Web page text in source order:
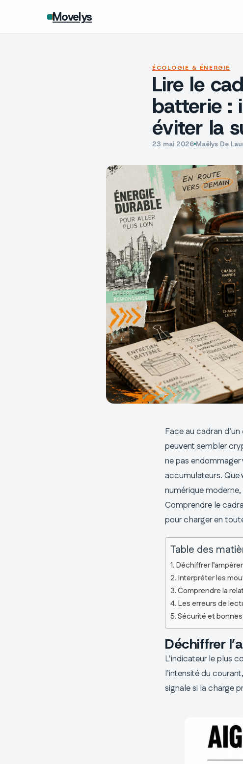
Movelys
ÉCOLOGIE & ÉNERGIE
Lire le
batterie :
éviter la
23 mai 2026·Maëlys De
Face au cadran
peuvent sembler
ne pas
accumulateurs. Que
numérique
Comprendre le
pour charger en
Table des
Déchiffrer
Interpréter les
Comprendre la
Les erreurs de
Sécurité et
Déchiffrer
L’indicateur le plus
l’intensité du
signale si la charge